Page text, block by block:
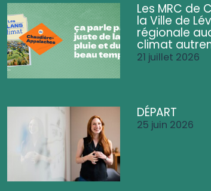
Les MRC
la Ville de
régionale
climat
21 juillet 2026
DÉPART
25 juin 2026